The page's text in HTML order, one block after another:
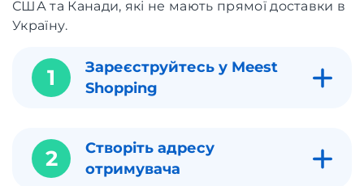
США та Канади, які не мають прямої доставки в
Україну.
1
Зареєструйтесь у Meest
Shopping
2
Створіть адресу
отримувача